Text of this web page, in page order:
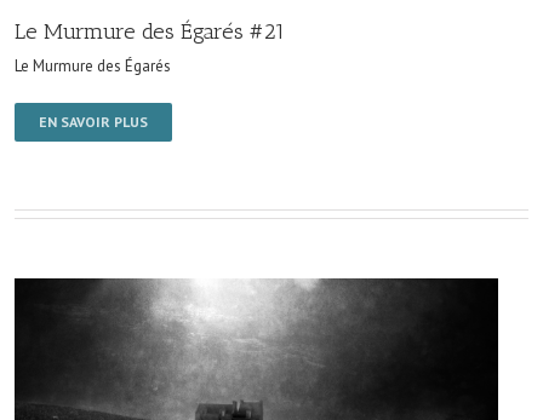
Le Murmure des Égarés #21
Le Murmure des Égarés
EN SAVOIR PLUS